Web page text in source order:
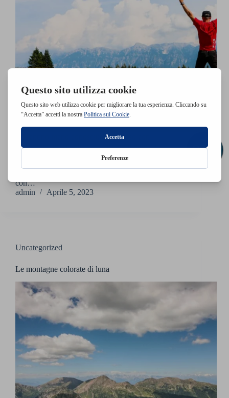
Il Trentino meno conosciuto Percorso con
andamento orario che va a toccare il valico de La
Bassa e la Cima del Monte Panarotta, elevazione con
con…
admin
Aprile 5, 2023
Uncategorized
Le montagne colorate di luna